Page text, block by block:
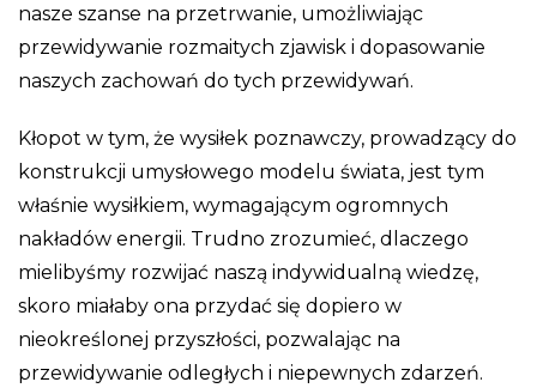
nasze szanse na przetrwanie, umożliwiając
przewidywanie rozmaitych zjawisk i dopasowanie
naszych zachowań do tych przewidywań.
Kłopot w tym, że wysiłek poznawczy, prowadzący do
konstrukcji umysłowego modelu świata, jest tym
właśnie wysiłkiem, wymagającym ogromnych
nakładów energii. Trudno zrozumieć, dlaczego
mielibyśmy rozwijać naszą indywidualną wiedzę,
skoro miałaby ona przydać się dopiero w
nieokreślonej przyszłości, pozwalając na
przewidywanie odległych i niepewnych zdarzeń.